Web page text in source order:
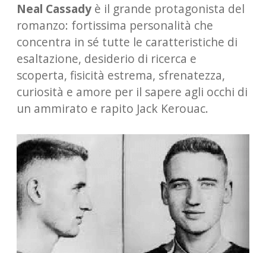
Neal Cassady è il grande protagonista del
romanzo: fortissima personalità che
concentra in sé tutte le caratteristiche di
esaltazione, desiderio di ricerca e
scoperta, fisicità estrema, sfrenatezza,
curiosità e amore per il sapere agli occhi di
un ammirato e rapito Jack Kerouac.